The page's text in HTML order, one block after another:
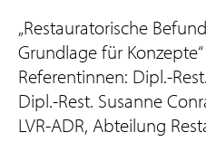
„Restauratorische
Grundlage für Konzepte“
Referentinnen: Dipl.-
Dipl.-Rest. Susanne
LVR-ADR, Abteilung